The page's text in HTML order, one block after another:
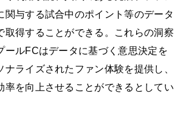
関与する試合中のポイント等のデータ
取得することができる。これらの洞察
ールFCはデータに基づく意思決定を
ナライズされたファン体験を提供し、
率を向上させることができるとしてい